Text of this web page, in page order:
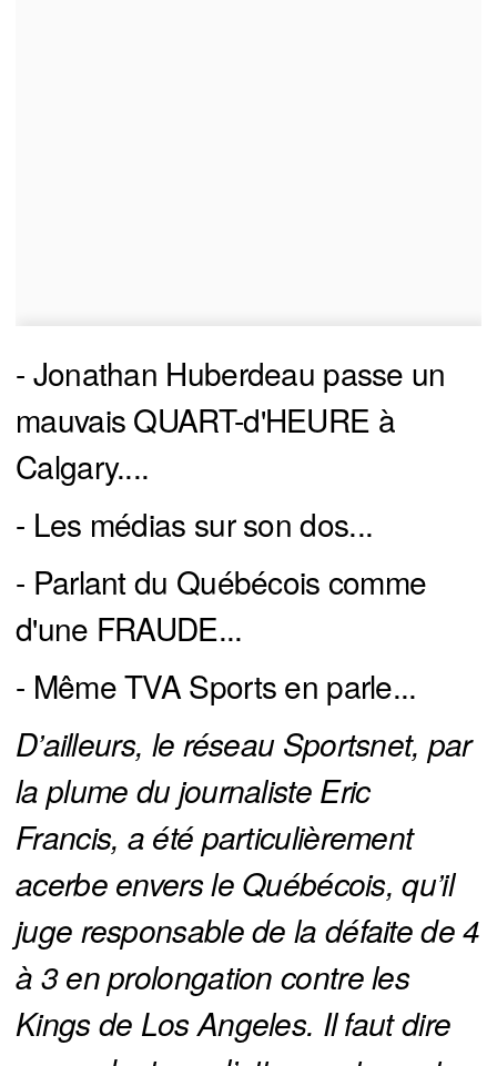
- Jonathan Huberdeau passe un
mauvais QUART-d'HEURE à
Calgary....
- Les médias sur son dos...
- Parlant du Québécois comme
d'une FRAUDE...
- Même TVA Sports en parle...
D’ailleurs, le réseau Sportsnet, par
la plume du journaliste Eric
Francis, a été particulièrement
acerbe envers le Québécois, qu’il
juge responsable de la défaite de 4
à 3 en prolongation contre les
Kings de Los Angeles. Il faut dire